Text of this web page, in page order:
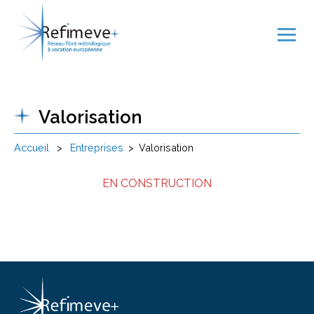
Valorisation
Accueil > Entreprises > Valorisation
EN CONSTRUCTION